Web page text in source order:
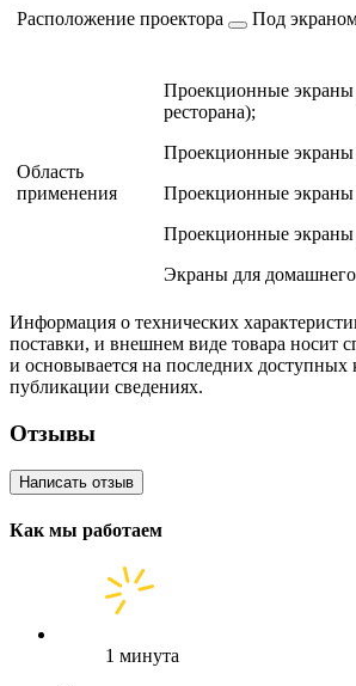
Расположение проектора Под
Область
применения
Проекционные экраны
ресторана);
Проекционные экраны
Проекционные
Проекционные экраны
Экраны для домашнего
Информация о технических
поставки, и внешнем виде товара носит
и основывается на последних доступных
публикации сведениях.
Отзывы
Написать отзыв
Как мы работаем
1 минута